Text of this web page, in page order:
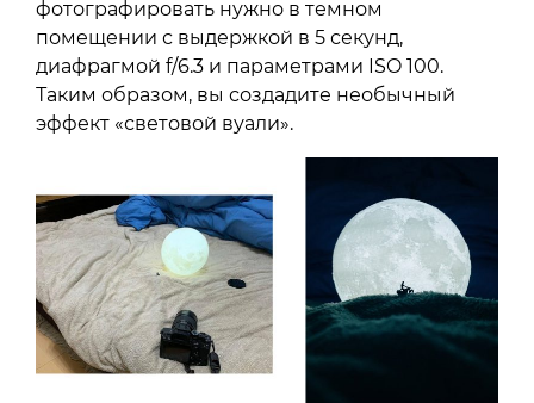
фотографировать нужно в темном
помещении с выдержкой в 5 секунд,
диафрагмой f/6.3 и параметрами ISO 100.
Таким образом, вы создадите необычный
эффект «световой вуали».